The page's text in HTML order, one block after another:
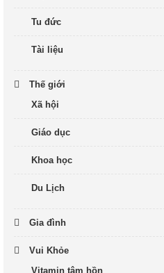
Tu đức
Tài liệu
Thế giới
Xã hội
Giáo dục
Khoa học
Du Lịch
Gia đình
Vui Khỏe
Vitamin tâm hồn